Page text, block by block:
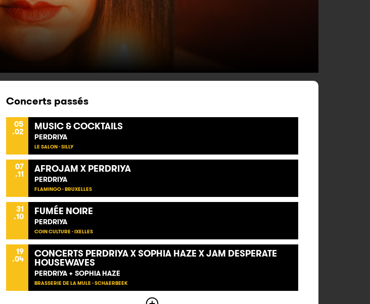
Concerts passés
05
.02 MUSIC & COCKTAILS
PERDRIYA
LE SALON - SILLY
07
.11 AFROJAM X PERDRIYA
PERDRIYA
FLAMINGO - BRUXELLES
31
.10 FUMÉE NOIRE
PERDRIYA
COIN CULTURE - IXELLES
19
.04 CONCERTS PERDRIYA X SOPHIA HAZE X JAM DESPERATE
HOUSEWAVES
PERDRIYA + SOPHIA HAZE
BRASSERIE DE LA MULE - SCHAERBEEK